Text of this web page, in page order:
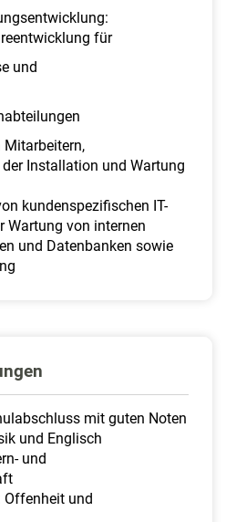
für
und
Mitarbeitern,
Installation und Wartung
kundenspezifischen IT-
Wartung von internen
und Datenbanken sowie
mit guten Noten
und Englisch
und
Offenheit und